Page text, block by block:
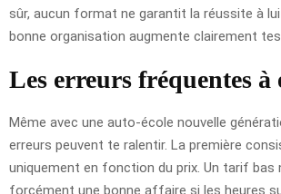
sûr, aucun format ne garantit la réussite à
bonne organisation augmente clairement tes
Les erreurs fréquentes à
Même avec une auto-école nouvelle
erreurs peuvent te ralentir. La première
uniquement en fonction du prix. Un tarif bas
forcément une bonne affaire si les heures